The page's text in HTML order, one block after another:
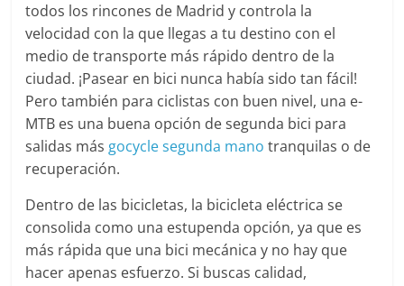
todos los rincones de Madrid y controla la
velocidad con la que llegas a tu destino con el
medio de transporte más rápido dentro de la
ciudad. ¡Pasear en bici nunca había sido tan fácil!
Pero también para ciclistas con buen nivel, una e-
MTB es una buena opción de segunda bici para
salidas más gocycle segunda mano tranquilas o de
recuperación.
Dentro de las bicicletas, la bicicleta eléctrica se
consolida como una estupenda opción, ya que es
más rápida que una bici mecánica y no hay que
hacer apenas esfuerzo. Si buscas calidad,